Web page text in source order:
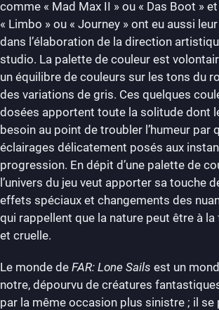
comme « Mad Max II » ou « Das Boot »
« Limbo » ou « Journey » ont eu aussi
dans l’élaboration de la direction
studio. La palette de couleur est
un équilibre de couleurs sur les tons du
des variations de gris. Ces quelques
dosées apportent toute la solitude dont
besoin au point de troubler l’humeur par
éclairages délicatement posés aux
progression. En dépit d’une palette de
l’univers du jeu veut apporter sa touche
effets spéciaux et changements des
qui rappellent que la nature peut être à
et cruelle.
Le monde de FAR: Lone Sails est un
notre, dépourvu de créatures
par la même occasion plus sinistre ; il se